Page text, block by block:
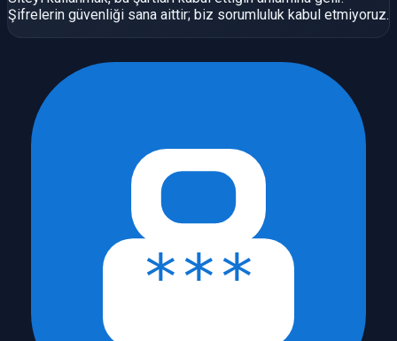
Şifrelerin güvenliği sana aittir; biz sorumluluk kabul etmiyoruz.